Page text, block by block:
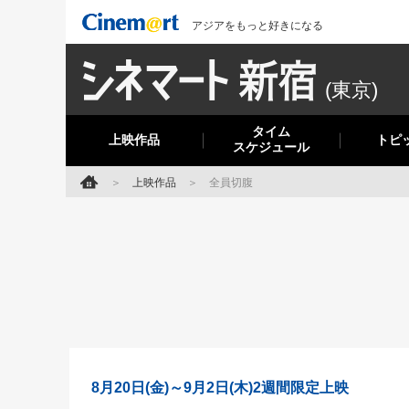
アジアをもっと好きになる
(東京)
上映作品
タイム
スケジュール
トピ
上映作品 全員切腹
8月20日(金)～9月2日(木)2週間限定上映